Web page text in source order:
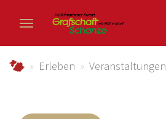
grafschaft-schanze.de
Erleben Veranstaltungen